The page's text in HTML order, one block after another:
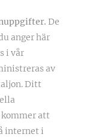
De
anger här
i vår
av
Ditt
att
internet i